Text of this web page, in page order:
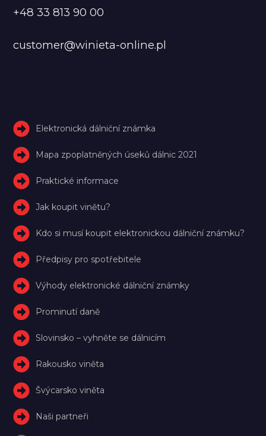
+48 33 813 90 00
customer@winieta-online.pl
Elektronická dálniční známka
Mapa zpoplatněných úseků dálnic 2021
Praktické informace
Jak koupit vinětu?
Kdo si musí koupit elektronickou dálniční známku?
Předpisy pro spotřebitele
Výhody elektronické dálniční známky
Prominutí daně
Slovinsko – vyhněte se dálnicím
Rakousko viněta
Švýcarsko viněta
Naši partneři